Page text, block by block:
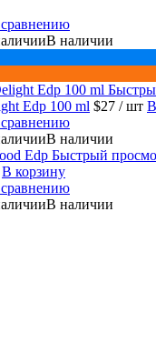
В наличии
Edp 100 ml $27 / шт
В наличии
Быстрый
В корзину
В наличии